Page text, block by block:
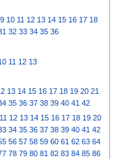
9 10 11 12 13 14 15 16 17 18
32 33 34 35 36
11 12 13
13 14 15 16 17 18 19 20 21
35 36 37 38 39 40 41 42
11 12 13 14 15 16 17 18 19 20
34 35 36 37 38 39 40 41 42
56 57 58 59 60 61 62 63 64
78 79 80 81 82 83 84 85 86